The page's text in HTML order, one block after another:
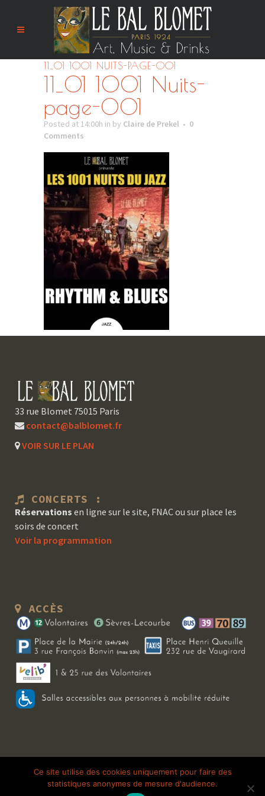
11_01 1001 NUITS-PAGE-001
11_01 1001 Nuits-
page-001
Posted at 14:00h in by Claire de Prekel
0
Comments
33 rue Blomet 75015 Paris
contact@balblomet.fr
VOIR SUR LE PLAN
CONCERTS :
Réservations en ligne sur le site, FNAC ou sur place les
soirs de concert
Voir la programmation
ACCÈS
Copyright 2026 Le Bal Blomet | Tous droits réservés | Mentions légales
Galerie photo
Ce site utilise des cookies uniquement pour faire des
statistiques anonymes de mesure d'audience.